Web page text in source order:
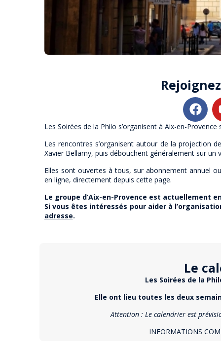
Les Soirées de la Philo s’organisent à Aix-en-
Les rencontres s’organisent autour de la projection
Xavier Bellamy, puis débouchent généralement sur
Elles sont ouvertes à tous, sur abonnement annuel
en ligne, directement depuis cette page.
Le groupe d’Aix-en-Provence est actuellement
Si vous êtes intéressés pour aider à
adresse.
Le
Les Soirées de la
Elle ont lieu toutes les deux
Attention : Le calendrier est
INFORMATIONS